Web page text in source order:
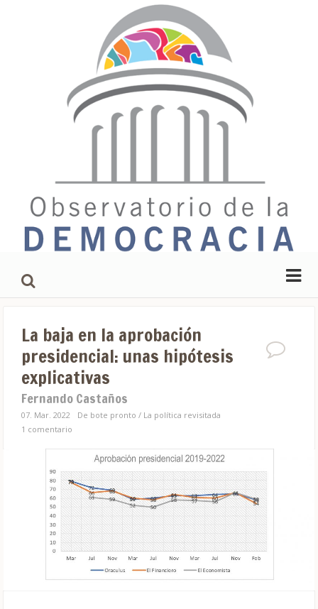
La baja en la aprobación
presidencial: unas hipótesis
explicativas
Fernando Castaños
07. Mar. 2022 De bote pronto / La política revisitada
1 comentario